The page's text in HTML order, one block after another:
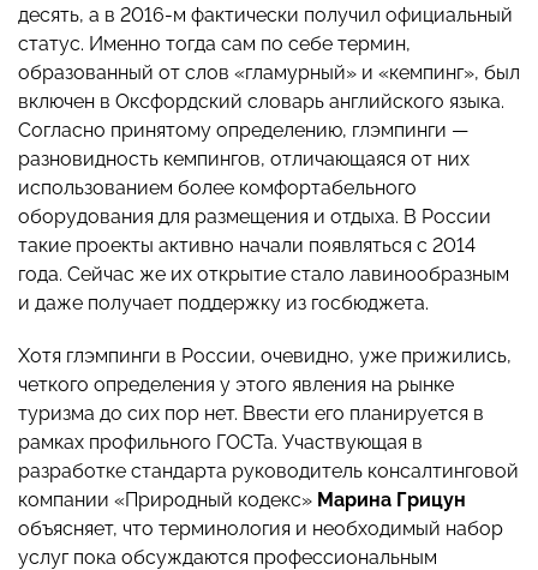
десять, а в 2016-м фактически получил официальный
статус. Именно тогда сам по себе термин,
образованный от слов «гламурный» и «кемпинг», был
включен в Оксфордский словарь английского языка.
Согласно принятому определению, глэмпинги —
разновидность кемпингов, отличающаяся от них
использованием более комфортабельного
оборудования для размещения и отдыха. В России
такие проекты активно начали появляться с 2014
года. Сейчас же их открытие стало лавинообразным
и даже получает поддержку из госбюджета.
Хотя глэмпинги в России, очевидно, уже прижились,
четкого определения у этого явления на рынке
туризма до сих пор нет. Ввести его планируется в
рамках профильного ГОСТа. Участвующая в
разработке стандарта руководитель консалтинговой
компании «Природный кодекс» Марина Грицун
объясняет, что терминология и необходимый набор
услуг пока обсуждаются профессиональным